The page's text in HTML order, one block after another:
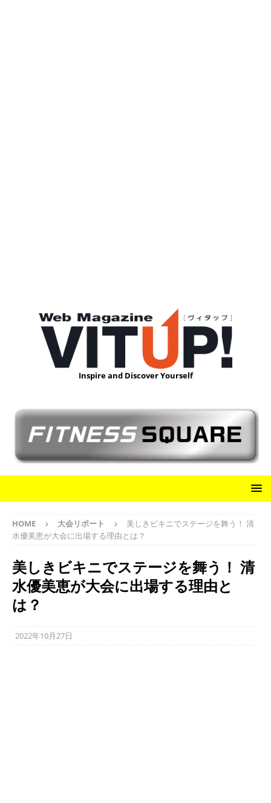
Inspire and Discover Yourself
HOME 大会リポート
美しきビキニでステージを舞う！ 清
水優美恵が大会に出場する理由とは？
美しきビキニでステージを舞う！ 清
水優美恵が大会に出場する理由と
は？
2022年10月27日